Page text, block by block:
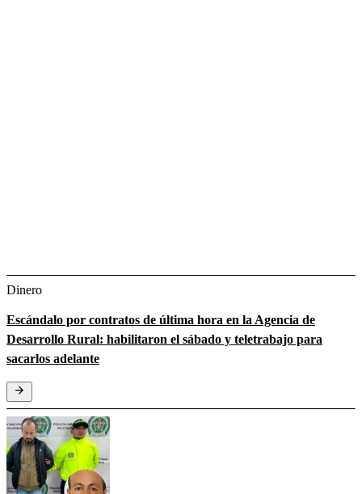
Dinero
Escándalo por contratos de última hora en la Agencia de
Desarrollo Rural: habilitaron el sábado y teletrabajo para
sacarlos adelante